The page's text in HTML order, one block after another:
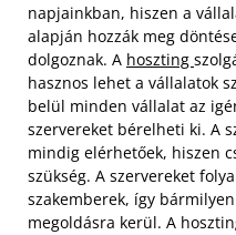
napjainkban, hiszen a
alapján hozzák meg
dolgoznak. A hoszting
hasznos lehet a vállalatok
belül minden vállalat az
szervereket bérelheti ki. A
mindig elérhetőek, hiszen
szükség. A szervereket
szakemberek, így
megoldásra kerül. A